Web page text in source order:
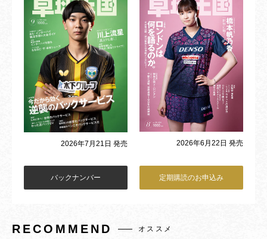
2026年7月21日 発売 2026年6月22日 発売
バックナンバー 定期購読のお申込み
RECOMMEND オススメ